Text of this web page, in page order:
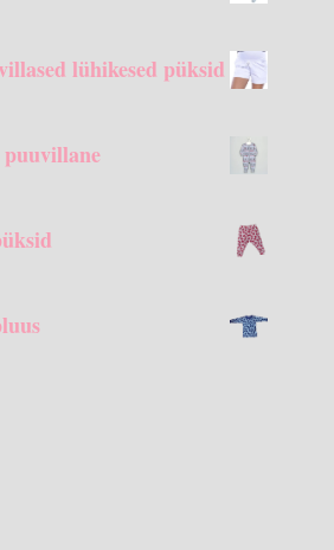
lühikesed püksid